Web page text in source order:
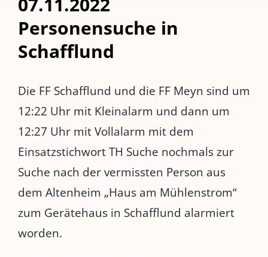
Personensuche in
Schafflund
Die FF Schafflund und die FF Meyn sind um
12:22 Uhr mit Kleinalarm und dann um
12:27 Uhr mit Vollalarm mit dem
Einsatzstichwort TH Suche nochmals zur
Suche nach der vermissten Person aus
dem Altenheim „Haus am Mühlenstrom“
zum Gerätehaus in Schafflund alarmiert
worden.